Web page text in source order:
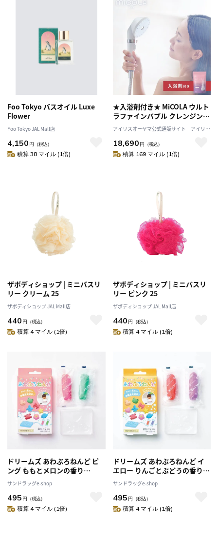
Foo Tokyo バスオイル Luxe
Flower
Foo Tokyo JAL Mall店
4,150 円 （税込）
積算 38 マイル (1倍)
★入浴剤付き★ MiCOLA ウルト
ラファインバブル クレンジング
シャワーヘッド SH-M01-W シ
ェルホワイト
アイリスオーヤマ公式通販サイト アイリス
18,690 円 （税込）
積算 169 マイル (1倍)
ザボディショップ | ミニバスリ
リー クリーム 25
ザボディショップ JAL Mall店
440 円 （税込）
積算 4 マイル (1倍)
ザボディショップ | ミニバスリ
リー ピンク 25
ザボディショップ JAL Mall店
440 円 （税込）
積算 4 マイル (1倍)
ドリームズ あわぶろねんど ピ
ング ももとメロンの香り
20g×2コ
サンドラッグe-shop
495 円 （税込）
積算 4 マイル (1倍)
ドリームズ あわぶろねんど イ
エロー りんごとぶどうの香り
20g×2コ
サンドラッグe-shop
495 円 （税込）
積算 4 マイル (1倍)